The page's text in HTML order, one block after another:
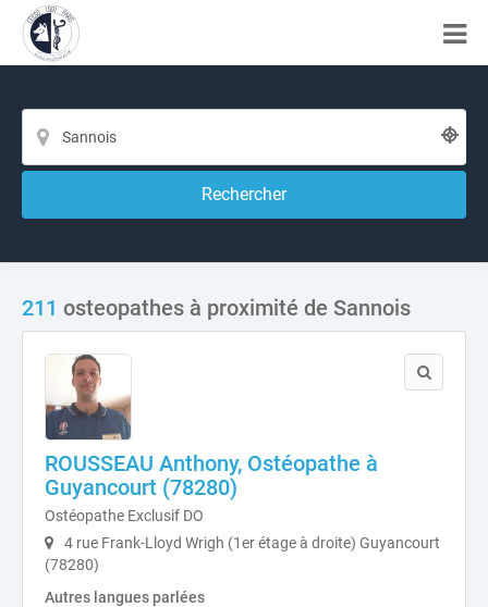
Rechercher
211 osteopathes à proximité de Sannois
ROUSSEAU Anthony, Ostéopathe à
Guyancourt (78280)
Ostéopathe Exclusif DO
4 rue Frank-Lloyd Wrigh (1er étage à droite) Guyancourt
(78280)
Autres langues parlées